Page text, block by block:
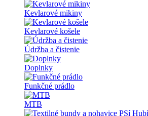
Kevlarové mikiny
Kevlarové košele
Údržba a čistenie
Doplnky
Funkčné prádlo
MTB